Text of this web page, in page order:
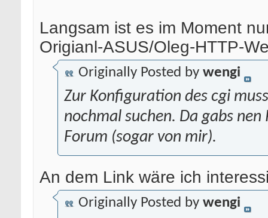
Langsam ist es im Moment
Origianl-ASUS/Oleg-HTTP-
Originally Posted by wengi
Zur Konfiguration des cgi
nochmal suchen. Da gabs nen
Forum (sogar von mir).
An dem Link wäre ich
Originally Posted by wengi